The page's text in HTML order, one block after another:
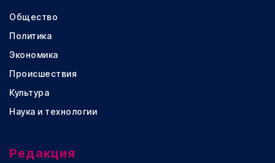
Общество
Политика
Экономика
Происшествия
Культура
Наука и технологии
Редакция